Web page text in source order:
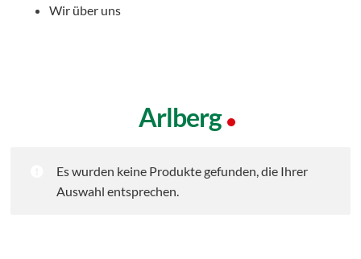
Wir über uns
Arlberg
Es wurden keine Produkte gefunden, die Ihrer
Auswahl entsprechen.